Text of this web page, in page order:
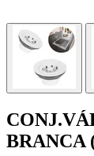
BRANCA